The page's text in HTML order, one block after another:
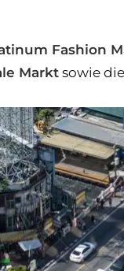
Fashion
Markt sowie die